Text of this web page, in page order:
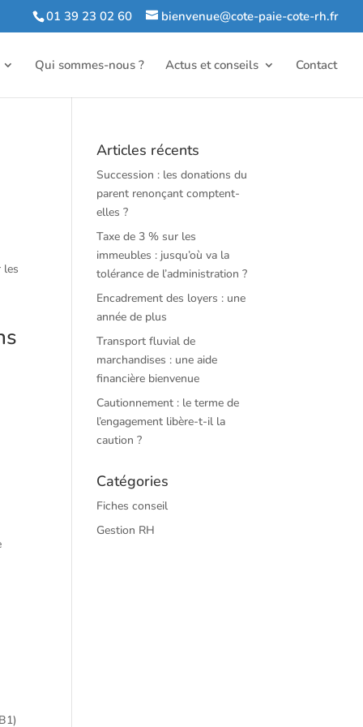
01 39 23 02 60 bienvenue@cote-paie-cote-rh.fr
Qui sommes-nous ? Actus et conseils Contact
les
Articles récents
Succession : les donations du
parent renonçant comptent-
elles ?
Taxe de 3 % sur les
immeubles : jusqu’où va la
tolérance de l’administration ?
Encadrement des loyers : une
année de plus
Transport fluvial de
marchandises : une aide
financière bienvenue
Cautionnement : le terme de
l’engagement libère-t-il la
caution ?
Catégories
Fiches conseil
Gestion RH